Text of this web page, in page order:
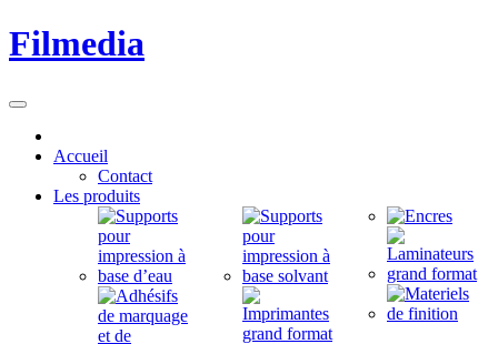
Filmedia
Accueil
Contact
Les produits